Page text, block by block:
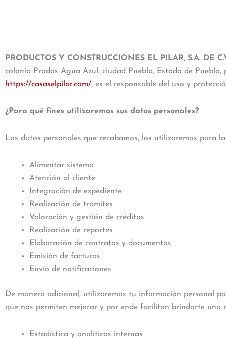
PRODUCTOS Y CONSTRUCCIONES EL PILAR, S.A. DE
colonia Prados Agua Azul, ciudad Puebla, Estado de
https://casaselpilar.com/, es el responsable del uso y
¿Para qué fines utilizaremos sus datos personales?
Los datos personales que recabamos, los utilizaremos para
Alimentar sistema
Atención al cliente
Integración de expediente
Realización de trámites
Valoración y gestión de créditos
Realización de reportes
Elaboración de contratos y documentos
Emisión de facturas
Envío de notificaciones
De manera adicional, utilizaremos tu información personal
que nos permiten mejorar y por ende facilitan brindarte una
Estadística y analíticas internas